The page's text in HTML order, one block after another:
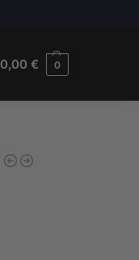
0,00€ 0